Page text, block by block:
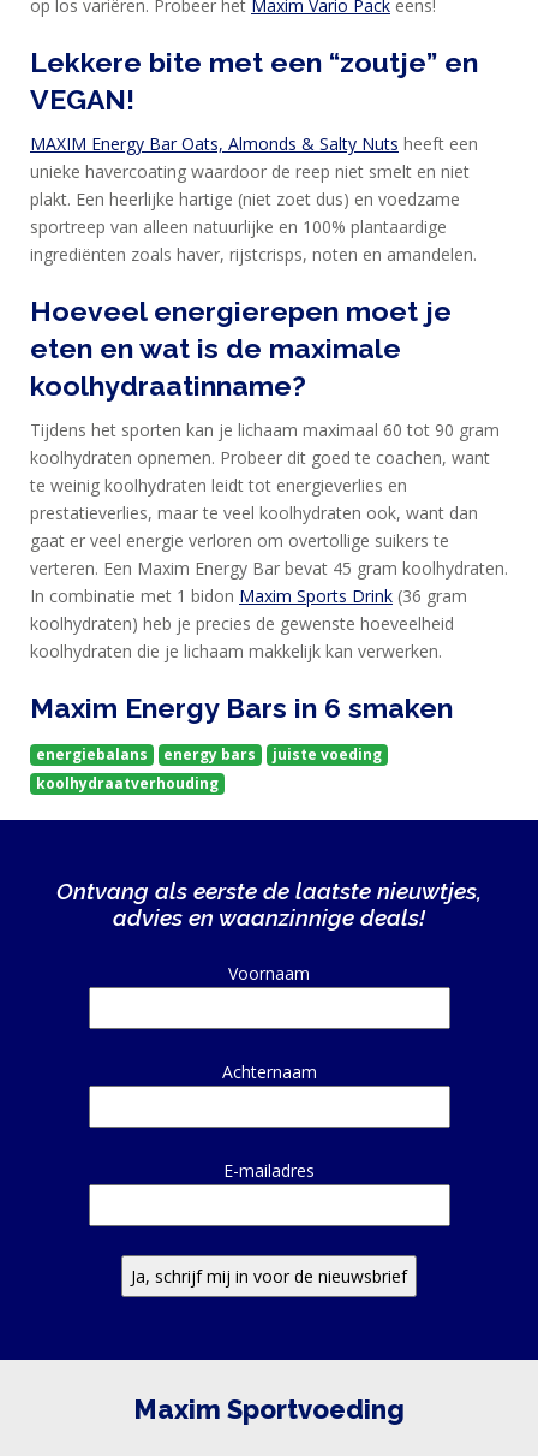
op los variëren. Probeer het Maxim Vario Pack eens!
Lekkere bite met een “zoutje” en
VEGAN!
MAXIM Energy Bar Oats, Almonds & Salty Nuts heeft een
unieke havercoating waardoor de reep niet smelt en niet
plakt. Een heerlijke hartige (niet zoet dus) en voedzame
sportreep van alleen natuurlijke en 100% plantaardige
ingrediënten zoals haver, rijstcrisps, noten en amandelen.
Hoeveel energierepen moet je
eten en wat is de maximale
koolhydraatinname?
Tijdens het sporten kan je lichaam maximaal 60 tot 90 gram
koolhydraten opnemen. Probeer dit goed te coachen, want
te weinig koolhydraten leidt tot energieverlies en
prestatieverlies, maar te veel koolhydraten ook, want dan
gaat er veel energie verloren om overtollige suikers te
verteren. Een Maxim Energy Bar bevat 45 gram koolhydraten.
In combinatie met 1 bidon Maxim Sports Drink (36 gram
koolhydraten) heb je precies de gewenste hoeveelheid
koolhydraten die je lichaam makkelijk kan verwerken.
Maxim Energy Bars in 6 smaken
energiebalans energy bars
juiste voeding
koolhydraatverhouding
Ontvang als eerste de laatste nieuwtjes,
advies en waanzinnige deals!
Voornaam
Achternaam
E-mailadres
Alternative:
Maxim Sportvoeding